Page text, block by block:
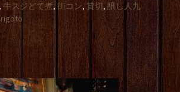
, 牛スジどて煮, 街コン, 貸切,醸し人九